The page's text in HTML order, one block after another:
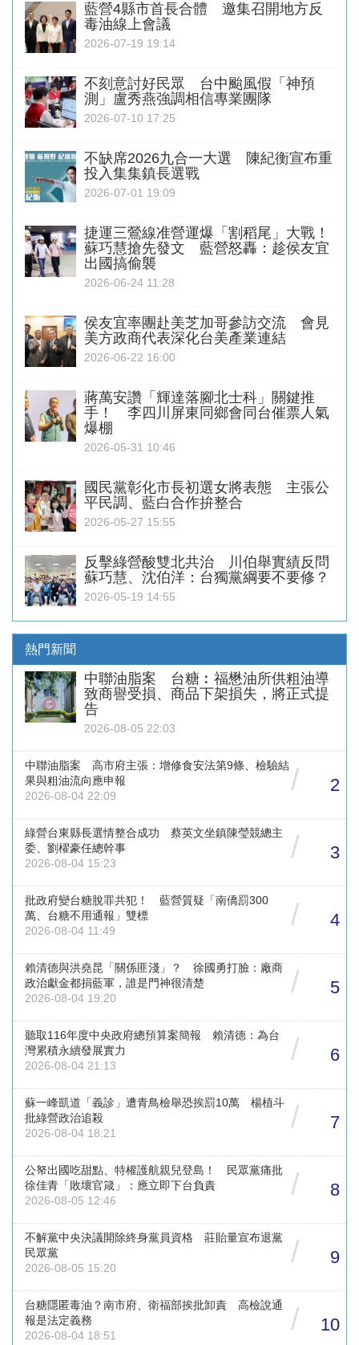
藍營4縣市首長合體 邀集召開地方反
毒油線上會議
2026-07-19 19:14
不刻意討好民眾 台中颱風假「神預
測」盧秀燕強調相信專業團隊
2026-07-10 17:25
不缺席2026九合一大選 陳紀衡宣布重
投入集集鎮長選戰
2026-07-01 19:09
捷運三鶯線准營運爆「割稻尾」大戰！
蘇巧慧搶先發文 藍營怒轟：趁侯友宜
出國搞偷襲
2026-06-24 11:28
侯友宜率團赴美芝加哥參訪交流 會見
美方政商代表深化台美產業連結
2026-06-22 16:00
蔣萬安讚「輝達落腳北士科」關鍵推
手！ 李四川屏東同鄉會同台催票人氣
爆棚
2026-05-31 10:46
國民黨彰化市長初選女將表態 主張公
平民調、藍白合作拚整合
2026-05-27 15:55
反擊綠營酸雙北共治 川伯舉實績反問
蘇巧慧、沈伯洋：台獨黨綱要不要修？
2026-05-19 14:55
熱門新聞
中聯油脂案 台糖︰福懋油所供粗油導
致商譽受損、商品下架損失，將正式提
告
2026-08-05 22:03
中聯油脂案 高市府主張：增修食安法第9條、檢驗結
果與粗油流向應申報
2026-08-04 22:09
/ 2
綠營台東縣長選情整合成功 蔡英文坐鎮陳瑩競總主
委、劉櫂豪任總幹事
2026-08-04 15:23
/ 3
批政府變台糖脫罪共犯！ 藍營質疑「南僑罰300
萬、台糖不用通報」雙標
2026-08-04 11:49
/ 4
賴清德與洪堯昆「關係匪淺」？ 徐國勇打臉：廠商
政治獻金都捐藍軍，誰是門神很清楚
2026-08-04 19:20
/ 5
聽取116年度中央政府總預算案簡報 賴清德：為台
灣累積永續發展實力
2026-08-04 21:13
/ 6
蘇一峰凱道「義診」遭青鳥檢舉恐挨罰10萬 楊植斗
批綠營政治追殺
2026-08-04 18:21
/ 7
公帑出國吃甜點、特權護航親兒登島！ 民眾黨痛批
徐佳青「敗壞官箴」：應立即下台負責
2026-08-05 12:46
/ 8
不解黨中央決議開除終身黨員資格 莊貽量宣布退黨
民眾黨
2026-08-05 15:20
/ 9
台糖隱匿毒油？南市府、衛福部挨批卸責 高檢說通
報是法定義務
2026-08-04 18:51
/ 10